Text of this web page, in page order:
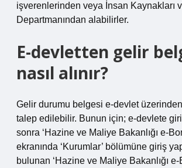
işverenlerinden veya İnsan Kaynakları
Departmanından alabilirler.
E-devletten gelir
nasıl alınır?
Gelir durumu belgesi e-devlet
talep edilebilir. Bunun için; e-devlete
sonra ‘Hazine ve Maliye Bakanlığı e-
ekranında ‘Kurumlar’ bölümüne giriş
bulunan ‘Hazine ve Maliye Bakanlığı